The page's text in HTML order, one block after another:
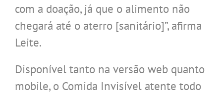
com a doação, já que o alimento não
chegará até o aterro [sanitário]”, afirma
Leite.
Disponível tanto na versão web quanto
mobile, o Comida Invisível atente todo